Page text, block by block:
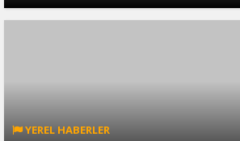
YEREL HABERLER